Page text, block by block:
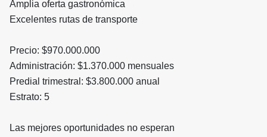
Amplia oferta gastronómica
Excelentes rutas de transporte
Precio: $970.000.000
Administración: $1.370.000 mensuales
Predial trimestral: $3.800.000 anual
Estrato: 5
Las mejores oportunidades no esperan